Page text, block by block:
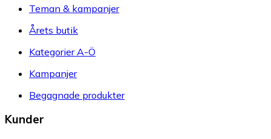
Teman & kampanjer
Årets butik
Kategorier A-Ö
Kampanjer
Begagnade produkter
Kunder